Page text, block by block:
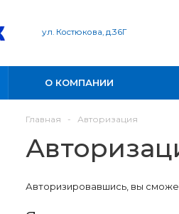
ул. Костюкова, д.36Г
О КОМПАНИИ
Главная - Авторизация
Авторизировавшись, вы